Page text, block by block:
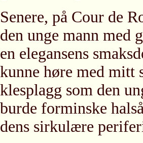
Senere, på Cour de
den unge mann med
en elegansens
kunne høre med mitt
klesplagg som den
burde forminske
dens sirkulære